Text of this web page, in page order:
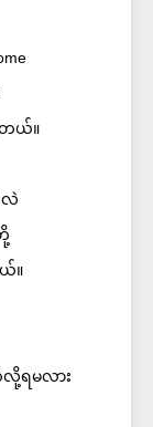
ယ်။
လဲ
။
လို့ရမလား